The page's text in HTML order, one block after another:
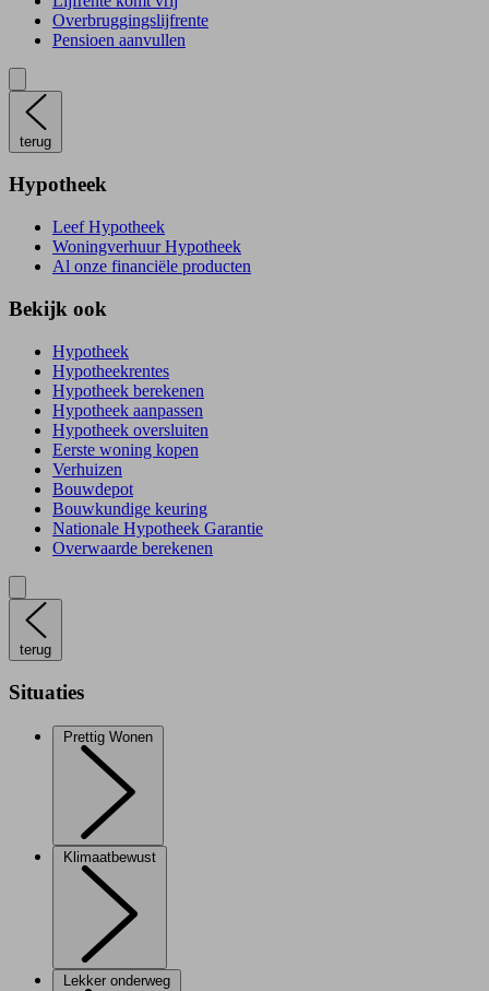
Overbruggingslijfrente
Pensioen aanvullen
terug
Hypotheek
Leef Hypotheek
Woningverhuur Hypotheek
Al onze financiële producten
Bekijk ook
Hypotheek
Hypotheekrentes
Hypotheek berekenen
Hypotheek aanpassen
Hypotheek oversluiten
Eerste woning kopen
Verhuizen
Bouwdepot
Bouwkundige keuring
Nationale Hypotheek Garantie
Overwaarde berekenen
terug
Situaties
Prettig Wonen
Klimaatbewust
Lekker onderweg